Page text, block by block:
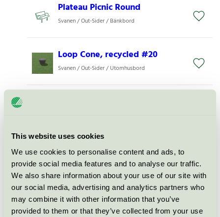
This website uses cookies
We use cookies to personalise content and ads, to
provide social media features and to analyse our traffic.
We also share information about your use of our site with
our social media, advertising and analytics partners who
may combine it with other information that you’ve
provided to them or that they’ve collected from your use
Plateau Picnic Round
Svanen / Out-Sider / Bänkbord
Loop Cone, recycled #20
Svanen / Out-Sider / Utomhusbord
Loop, recycled #20
Svanen / Out-Sider / Utomhusbänk
Loop Line, recycled #20